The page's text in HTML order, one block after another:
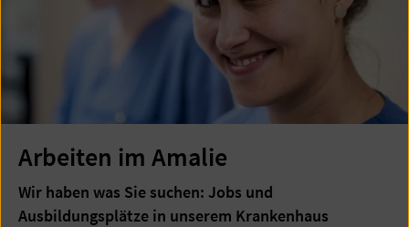
Arbeiten im Amalie
Wir haben was Sie suchen: Jobs und
Ausbildungsplätze in unserem Krankenhaus